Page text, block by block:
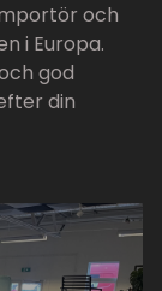
och
i Europa.
god
din